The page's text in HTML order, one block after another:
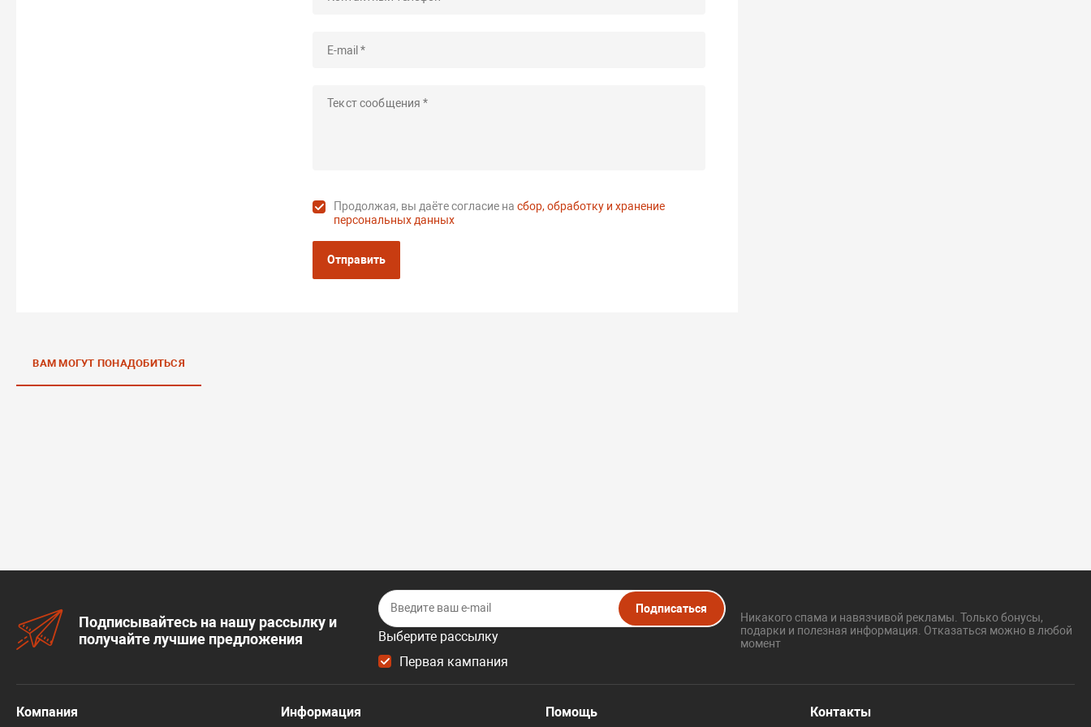
Продолжая, вы даёте согласие насбор, обработку и хранение
персональных данных
Отправить
ВАМ МОГУТ ПОНАДОБИТЬСЯ
Подписывайтесь на нашу рассылку и
получайте лучшие предложения
Выберите рассылку
Первая кампания
Подписаться
Никакого спама и навязчивой рекламы. Только бонусы,
подарки и полезная информация. Отказаться можно в любой
момент
Компания Информация Помощь Контакты